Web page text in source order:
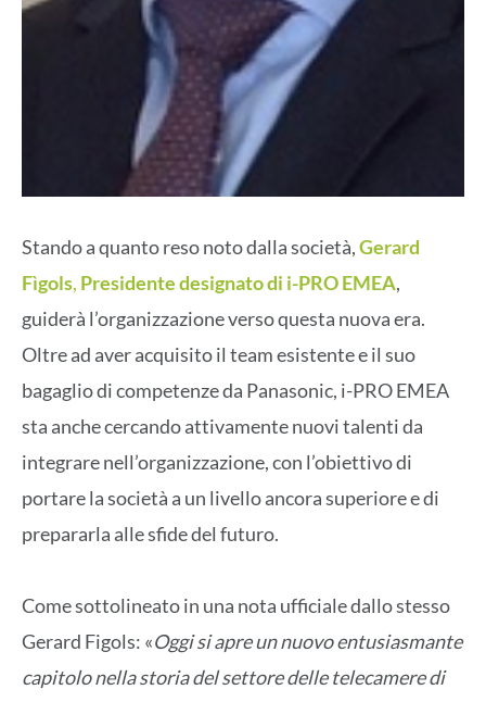
Stando a quanto reso noto dalla società,Gerard
Fìgols, Presidente designato di i-PRO EMEA,
guiderà l’organizzazione verso questa nuova era.
Oltre ad aver acquisito il team esistente e il suo
bagaglio di competenze da Panasonic, i-PRO EMEA
sta anche cercando attivamente nuovi talenti da
integrare nell’organizzazione, con l’obiettivo di
portare la società a un livello ancora superiore e di
prepararla alle sfide del futuro.
Come sottolineato in una nota ufficiale dallo stesso
Gerard Figols: «Oggi si apre un nuovo entusiasmante
capitolo nella storia del settore delle telecamere di